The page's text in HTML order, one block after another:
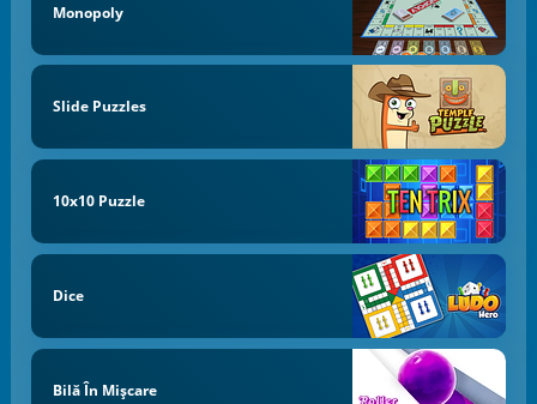
Monopoly
Slide Puzzles
10x10 Puzzle
Dice
Bilă În Mișcare